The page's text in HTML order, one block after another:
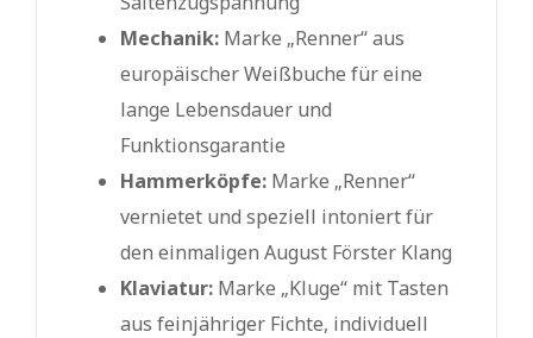
Mechanik: Marke „Renner“ aus
europäischer Weißbuche für eine
lange Lebensdauer und
Funktionsgarantie
Hammerköpfe: Marke „Renner“
vernietet und speziell intoniert für
den einmaligen August Förster Klang
Klaviatur: Marke „Kluge“ mit Tasten
aus feinjähriger Fichte, individuell